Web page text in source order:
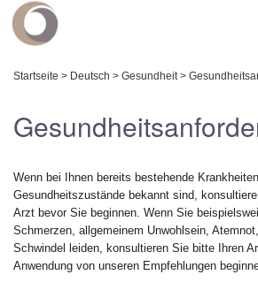
Startseite > Deutsch > Gesundheit >
Wenn bei Ihnen bereits bestehende
Gesundheitszustände bekannt sind,
Arzt bevor Sie beginnen. Wenn Sie
Schmerzen, allgemeinem Unwohlsein,
Schwindel leiden, konsultieren Sie bitte Ihren
Anwendung von unseren Empfehlungen